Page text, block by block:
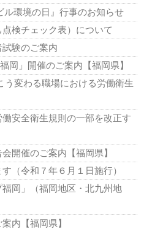
ル環境の日』行事のお知らせ
検チェック表）について
験のご案内
岡」開催のご案内【福岡県】
う変わる職場における労働衛生
安全衛生規則の一部を改正す
開催のご案内【福岡県】
（令和７年６月１日施行）
岡」（福岡地区・北九州地
内【福岡県】